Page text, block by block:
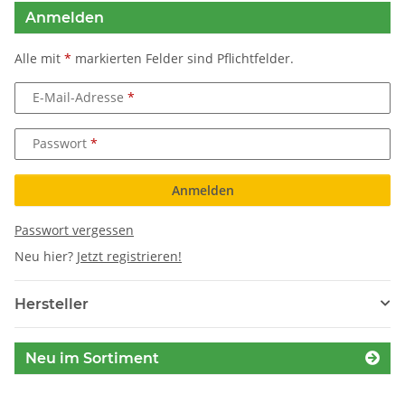
Anmelden
Alle mit * markierten Felder sind Pflichtfelder.
E-Mail-Adresse
Passwort
Anmelden
Passwort vergessen
Neu hier? Jetzt registrieren!
Hersteller
Neu im Sortiment